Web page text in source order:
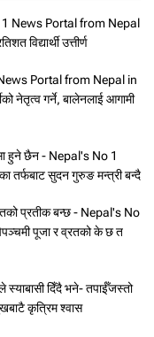
1 News Portal from Nepal
विद्यार्थी उत्तीर्ण
Portal from Nepal in
नेतृत्व गर्ने, बालेनलाई आगामी
हुने छैन - Nepal's No 1
तर्फबाट सुदन गुरुङ मन्त्री बन्दै
प्रतीक बन्छ - Nepal's No
पूजा र व्रतको के छ त
स्याबासी दिँदै भने- तपाईँजस्तो
कृत्रिम श्वास